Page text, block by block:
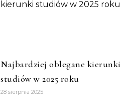
Najbardziej oblegane kierunki
studiów w 2025 roku
28 sierpnia 2025